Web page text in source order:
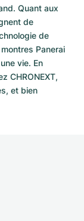
Quant aux
de
de
montres Panerai
vie. En
CHRONEXT,
et bien